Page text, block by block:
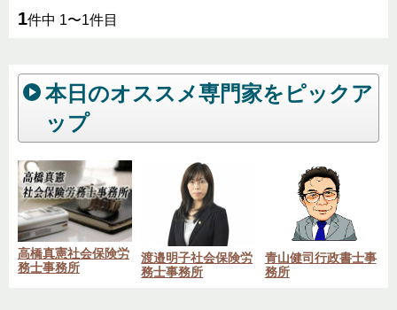
1件中 1〜1件目
本日のオススメ専門家をピックア
ップ
高橋真憲社会保険労
務士事務所
渡邉明子社会保険労
務士事務所
青山健司行政書士事
務所